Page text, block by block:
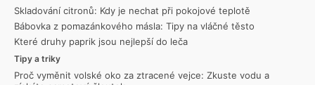
Skladování citronů: Kdy je nechat při pokojové teplotě
Bábovka z pomazánkového másla: Tipy na vláčné těsto
Které druhy paprik jsou nejlepší do leča
Tipy a triky
Proč vyměnit volské oko za ztracené vejce: Zkuste vodu a